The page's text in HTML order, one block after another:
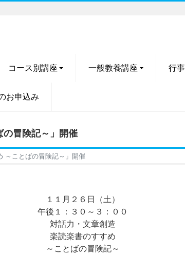
コース別講座 一般教養講座 行事
お申込み
の冒険記～」開催
～ことばの冒険記～」開催
１１月２６日（土）
午後１：３０～３：００
対話力・文章創造
楽読楽書のすすめ
～ことばの冒険記～